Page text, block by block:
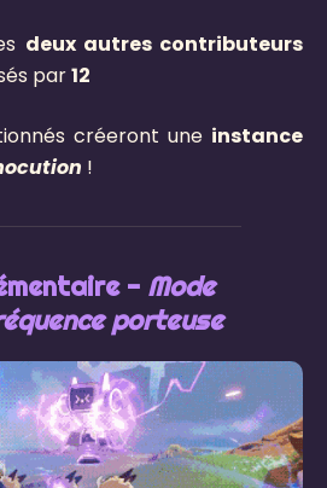
deux autres contributeurs
par12
créeront une instance
!
- Mode
porteuse